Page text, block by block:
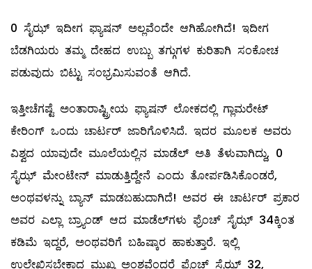
0 ಸೈಝ್ ಇದೀಗ ಫ್ಯಾಷನ್‌ ಅಲ್ಲವೆಂದೇ ಆಗಿಹೋಗಿದೆ! ಇದೀಗ
ಬೆಡಗಿಯರು ತಮ್ಮ ದೇಹದ ಉಬ್ಬು ತಗ್ಗುಗಳ ಕುರಿತಾಗಿ ಸಂಕೋಚ
ಪಡುವುದು ಬಿಟ್ಟು ಸಂಭ್ರಮಿಸುವಂತೆ ಆಗಿದೆ.
ಇತ್ತೀಚೆಗಷ್ಟೆ ಅಂತಾರಾಷ್ಟ್ರೀಯ ಫ್ಯಾಷನ್‌ ಲೋಕದಲ್ಲಿ ಗ್ಲಾಮರೇಟ್‌
ಕೇರಿಂಗ್‌ ಒಂದು ಚಾರ್ಟರ್‌ ಜಾರಿಗೊಳಿಸಿದೆ. ಇದರ ಮೂಲಕ ಅವರು
ವಿಶ್ವದ ಯಾವುದೇ ಮೂಲೆಯಲ್ಲಿನ ಮಾಡೆಲ್ ಅತಿ ತೆಳುವಾಗಿದ್ದು, 0
ಸೈಝ್ ಮೇಂಟೇನ್‌ ಮಾಡುತ್ತಿದ್ದೇನೆ ಎಂದು ತೋರ್ಪಡಿಸಿಕೊಂಡರೆ,
ಅಂಥವಳನ್ನು ಬ್ಯಾನ್‌ ಮಾಡಬಹುದಾಗಿದೆ! ಅವರ ಈ ಚಾರ್ಟರ್‌ ಪ್ರಕಾರ
ಅವರ ಎಲ್ಲಾ ಬ್ರ್ಯಾಂಡ್‌ ಆದ ಮಾಡೆಲ್‌ಗಳು ಫ್ರೆಂಚ್‌ ಸೈಝ್ 34ಕ್ಕಿಂತ
ಕಡಿಮೆ ಇದ್ದರೆ, ಅಂಥವರಿಗೆ ಬಹಿಷ್ಕಾರ ಹಾಕುತ್ತಾರೆ. ಇಲ್ಲಿ
ಉಲ್ಲೇಖಿಸಬೇಕಾದ ಮುಖ್ಯ ಅಂಶವೆಂದರೆ ಫ್ರೆಂಚ್‌ ಸೈಝ್ 32,